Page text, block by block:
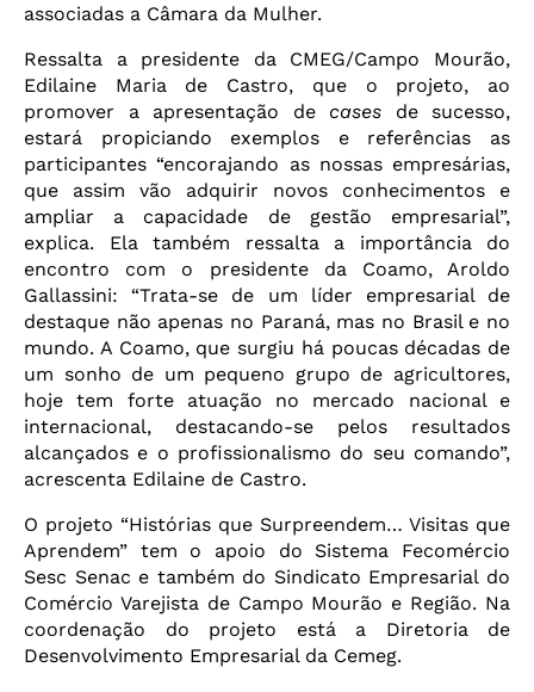
associadas a Câmara da Mulher.
Ressalta a presidente da CMEG/Campo Mourão,
Edilaine Maria de Castro, que o projeto, ao
promover a apresentação de cases de sucesso,
estará propiciando exemplos e referências as
participantes “encorajando as nossas empresárias,
que assim vão adquirir novos conhecimentos e
ampliar a capacidade de gestão empresarial”,
explica. Ela também ressalta a importância do
encontro com o presidente da Coamo, Aroldo
Gallassini: “Trata-se de um líder empresarial de
destaque não apenas no Paraná, mas no Brasil e no
mundo. A Coamo, que surgiu há poucas décadas de
um sonho de um pequeno grupo de agricultores,
hoje tem forte atuação no mercado nacional e
internacional, destacando-se pelos resultados
alcançados e o profissionalismo do seu comando”,
acrescenta Edilaine de Castro.
O projeto “Histórias que Surpreendem… Visitas que
Aprendem” tem o apoio do Sistema Fecomércio
Sesc Senac e também do Sindicato Empresarial do
Comércio Varejista de Campo Mourão e Região. Na
coordenação do projeto está a Diretoria de
Desenvolvimento Empresarial da Cemeg.